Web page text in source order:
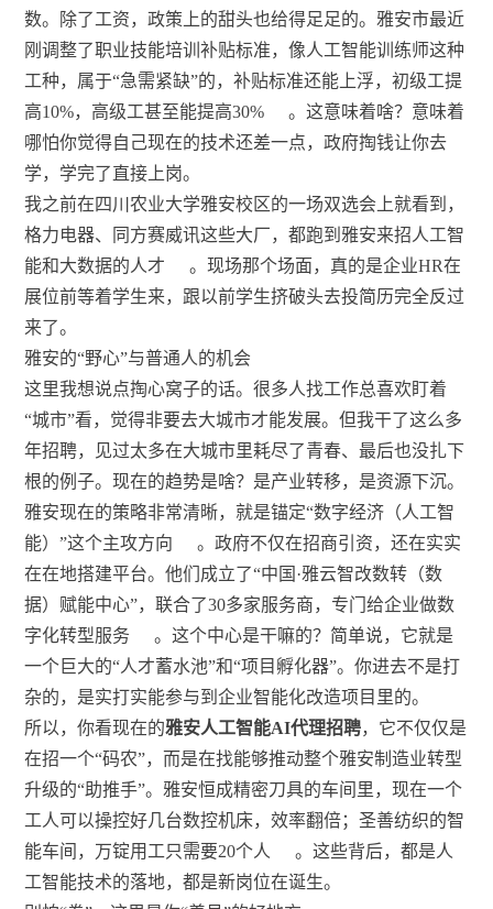
数。除了工资，政策上的甜头也给得足足的。雅安市最近
刚调整了职业技能培训补贴标准，像人工智能训练师这种
工种，属于“急需紧缺”的，补贴标准还能上浮，初级工提
高10%，高级工甚至能提高30%
。这意味着啥？意味着
哪怕你觉得自己现在的技术还差一点，政府掏钱让你去
学，学完了直接上岗。
我之前在四川农业大学雅安校区的一场双选会上就看到，
格力电器、同方赛威讯这些大厂，都跑到雅安来招人工智
能和大数据的人才
。现场那个场面，真的是企业HR在
展位前等着学生来，跟以前学生挤破头去投简历完全反过
来了。
雅安的“野心”与普通人的机会
这里我想说点掏心窝子的话。很多人找工作总喜欢盯着
“城市”看，觉得非要去大城市才能发展。但我干了这么多
年招聘，见过太多在大城市里耗尽了青春、最后也没扎下
根的例子。现在的趋势是啥？是产业转移，是资源下沉。
雅安现在的策略非常清晰，就是锚定“数字经济（人工智
能）”这个主攻方向
。政府不仅在招商引资，还在实实
在在地搭建平台。他们成立了“中国·雅云智改数转（数
据）赋能中心”，联合了30多家服务商，专门给企业做数
字化转型服务
。这个中心是干嘛的？简单说，它就是
一个巨大的“人才蓄水池”和“项目孵化器”。你进去不是打
杂的，是实打实能参与到企业智能化改造项目里的。
所以，你看现在的雅安人工智能AI代理招聘，它不仅仅是
在招一个“码农”，而是在找能够推动整个雅安制造业转型
升级的“助推手”。雅安恒成精密刀具的车间里，现在一个
工人可以操控好几台数控机床，效率翻倍；圣善纺织的智
能车间，万锭用工只需要20个人
。这些背后，都是人
工智能技术的落地，都是新岗位在诞生。